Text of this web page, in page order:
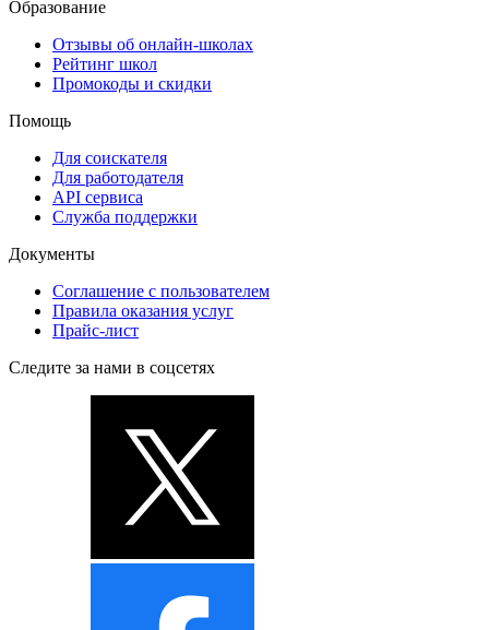
Образование
Отзывы об онлайн-школах
Рейтинг школ
Промокоды и скидки
Помощь
Для соискателя
Для работодателя
API сервиса
Служба поддержки
Документы
Соглашение с пользователем
Правила оказания услуг
Прайс-лист
Следите за нами в соцсетях